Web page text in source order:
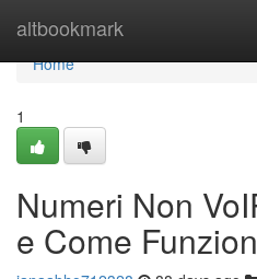
altbookmark
Home
Home
1
Numeri Non
e Come